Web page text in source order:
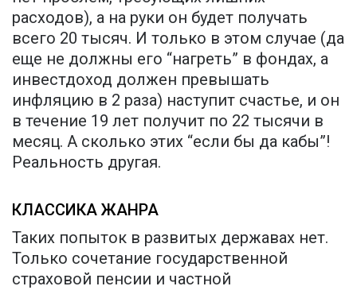
расходов), а на руки он будет получать
всего 20 тысяч. И только в этом случае (да
еще не должны его “нагреть” в фондах, а
инвестдоход должен превышать
инфляцию в 2 раза) наступит счастье, и он
в течение 19 лет получит по 22 тысячи в
месяц. А сколько этих “если бы да кабы”!
Реальность другая.
КЛАССИКА ЖАНРА
Таких попыток в развитых державах нет.
Только сочетание государственной
страховой пенсии и частной